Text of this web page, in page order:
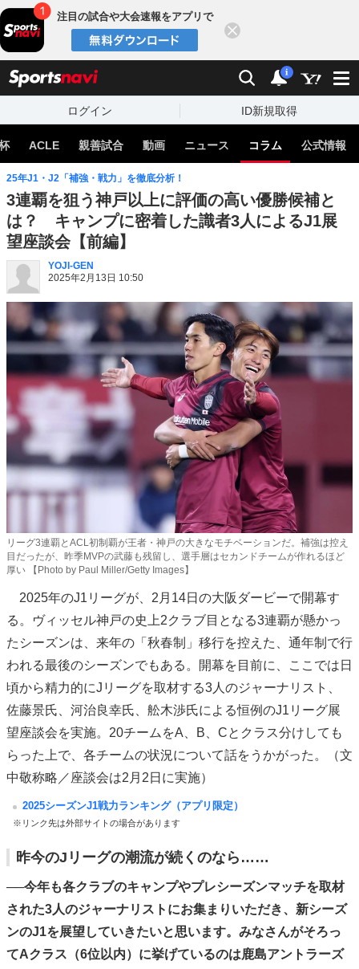
注目の試合や大会速報をアプリで
検索 通知
i
ログイン ID新規取得
ACLE 親善試合 動画 ニュース コラム 公式情報
25年J1・J2「補強・戦力」を徹底分析！
3連覇を狙う神戸以上に評価の高い優勝候補と
は？ キャンプに密着した識者3人によるJ1展
望座談会【前編】
YOJI-GEN
2025年2月13日 10:50
リーグ3連覇とACL初制覇が王者・神戸の大きなモチベーションだ。補強は控え
目だったが、昨季MVPの武藤も残留し、選手層はセカンドチームが作れるほど
厚い 【Photo by Paul Miller/Getty Images】
2025年のJ1リーグが、2月14日の大阪ダービーで開幕す
る。ヴィッセル神戸の史上2クラブ目となる3連覇が懸かっ
たシーズンは、来年の「秋春制」移行を控えた、通年制で行
われる最後のシーズンでもある。開幕を目前に、ここでは日
頃から精力的にJリーグを取材する3人のジャーナリスト、
佐藤景氏、河治良幸氏、舩木渉氏による恒例のJ1リーグ展
望座談会を実施。20チームをA、B、Cとクラス分けしても
らった上で、各チームの状況について話をうかがった。（文
中敬称略／座談会は2月2日に実施）
2025シーズンJ1戦力ランキング（アプリ限定）
※リンク先は外部サイトの場合があります
昨今のJリーグの潮流が続くのなら……
──今年も各クラブのキャンプやプレシーズンマッチを取材
された3人のジャーナリストにお集まりいただき、新シーズ
ンのJ1を展望していきたいと思います。みなさんがそろっ
てAクラス（6位以内）に挙げているのは鹿島アントラーズ